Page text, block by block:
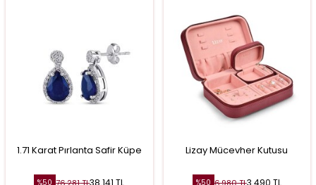
1.71 Karat Pırlanta Safir Küpe
%50 76.281TL38.141 TL
Lizay Mücevher Kutusu
%50 6.980TL3.490 TL